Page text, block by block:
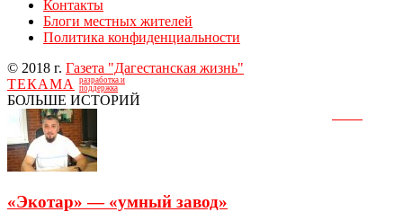
Контакты
Блоги местных жителей
Политика конфиденциальности
© 2018 г. Газета "Дагестанская жизнь"
ТЕКАМА
разработка и
поддержка
БОЛЬШЕ ИСТОРИЙ
«Экотар» — «умный завод»